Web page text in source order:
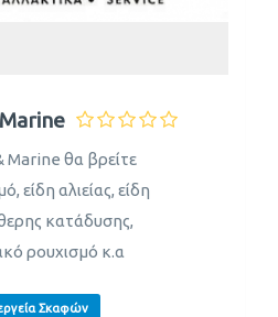
Marine θα βρείτε
είδη αλιείας, είδη
κατάδυσης,
ρουχισμό κ.α
Σκαφών